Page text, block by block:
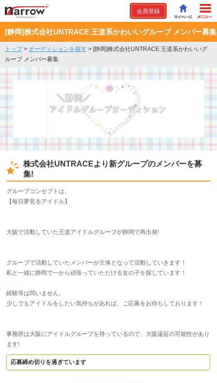
会員登録
[静岡]株式会社UNTRACE 王道系かわいいグループ メンバー募集
トップ> オーディションを探す > [静岡]株式会社UNTRACE 王道系かわいいグ
ループ メンバー募集
株式会社UNTRACEより新グループのメンバーを募
集!
グループコンセプトは、
【毎日夢見るアイドル】
大阪で活動していた王道アイドルグループが静岡で再出発!
グループで活動していたメンバーが主体となって活動していきます！
私と一緒に静岡で一から頑張っていただける女の子を探しています！
経験等は問いません。
少しでもアイドルをしたい気持ちがあれば、ご応募をお待ちしております！
事務所は大阪にアイドルグループを持っているので、大阪遠征の可能性があり
ます!
応募締め切りを過ぎています